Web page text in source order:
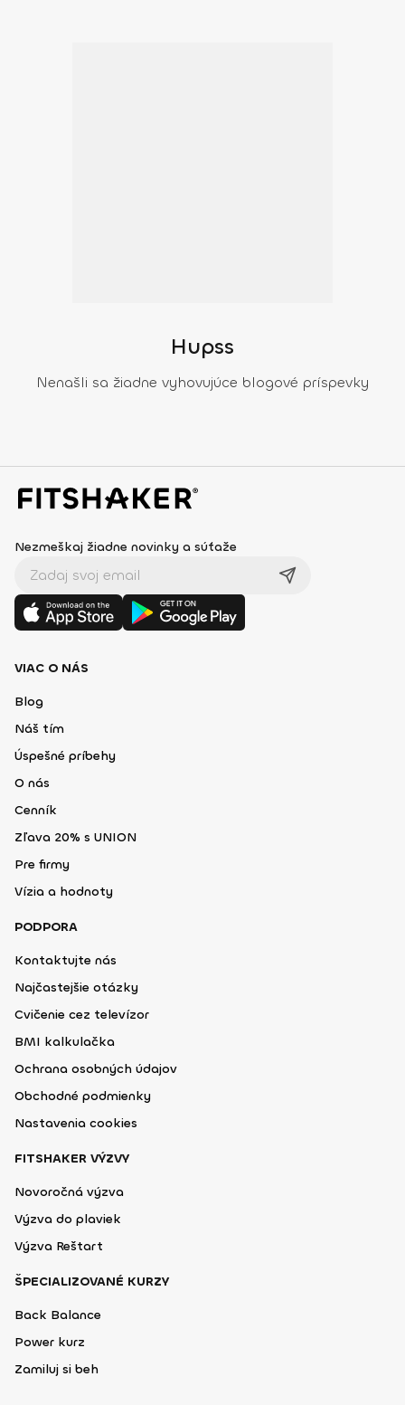
Hupss
Nenašli sa žiadne vyhovujúce blogové príspevky
Nezmeškaj žiadne novinky a súťaže
VIAC O NÁS
Blog
Náš tím
Úspešné príbehy
O nás
Cenník
Zľava 20% s UNION
Pre firmy
Vízia a hodnoty
PODPORA
Kontaktujte nás
Najčastejšie otázky
Cvičenie cez televízor
BMI kalkulačka
Ochrana osobných údajov
Obchodné podmienky
Nastavenia cookies
FITSHAKER VÝZVY
Novoročná výzva
Výzva do plaviek
Výzva Reštart
ŠPECIALIZOVANÉ KURZY
Back Balance
Power kurz
Zamiluj si beh